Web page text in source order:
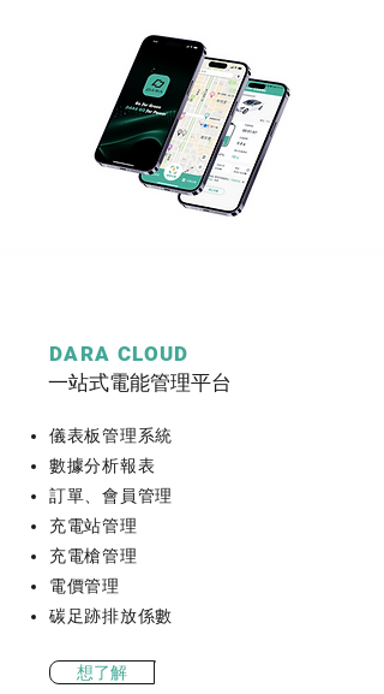
DARA CLOUD
一站式電能管理平台
儀表板管理系統
數據分析報表
訂單、會員管理
充電站管理
充電槍管理
電價管理
碳足跡排放係數
想了解